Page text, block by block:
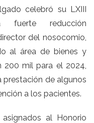
celebró su LXIII
fuerte reducción
del nosocomio,
al área de bienes y
mil para el 2024,
prestación de algunos
a los pacientes.
al Honorio